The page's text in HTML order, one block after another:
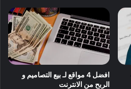
افضل 4 مواقع لـ بيع التصاميم و
الربح من الانترنت